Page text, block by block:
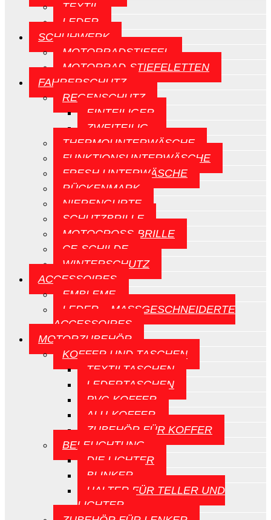
TEXTIL
LEDER
SCHUHWERK
MOTORRADSTIEFEL
MOTORRAD-STIEFELETTEN
FAHRERSCHUTZ
REGENSCHUTZ
EINTEILIGER
ZWEITEILIG
THERMOUNTERWÄSCHE
FUNKTIONSUNTERWÄSCHE
FRESH UNTERWÄSCHE
RÜCKENMARK
NIERENGURTE
SCHUTZBRILLE
MOTOCROSS-BRILLE
CE-SCHILDE
WINTERSCHUTZ
ACCESSOIRES
EMBLEME
LEDER – MASSGESCHNEIDERTE A
CCESSOIRES
MOTORZUBEHÖR
KOFFER UND TASCHEN
TEXTILTASCHEN
LEDERTASCHEN
PVC-KOFFER
ALU-KOFFER
ZUBEHÖR FÜR KOFFER
BELEUCHTUNG
DIE LICHTER
BLINKER
HALTER FÜR TELLER UND
LICHTER